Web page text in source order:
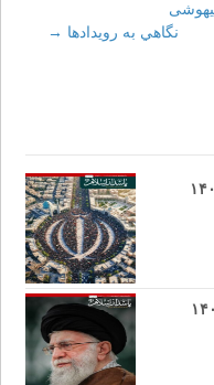
نگاهي به رويدادها →